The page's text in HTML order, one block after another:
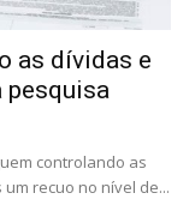
as dívidas e
pesquisa
controlando as
recuo no nível de...